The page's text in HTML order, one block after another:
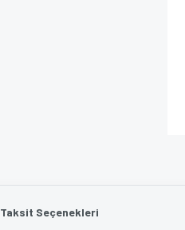
Taksit Seçenekleri